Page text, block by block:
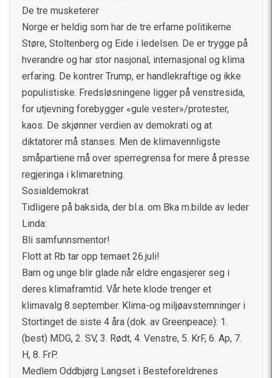
De tre musketerer
Norge er heldig som har de tre erfarne politikerne
Støre, Stoltenberg og Eide i ledelsen. De er trygge på
hverandre og har stor nasjonal, internasjonal og klima
erfaring. De kontrer Trump, er handlekraftige og ikke
populistiske. Fredsløsningene ligger på venstresida,
for utjevning forebygger «gule vester»/protester,
kaos. De skjønner verdien av demokrati og at
diktatorer må stanses. Men de klimavennligste
småpartiene må over sperregrensa for mere å presse
regjeringa i klimaretning.
Sosialdemokrat
Tidligere på baksida, der bl.a. om Bka m.bilde av leder
Linda:
Bli samfunnsmentor!
Flott at Rb tar opp temaet 26.juli!
Barn og unge blir glade når eldre engasjerer seg i
deres klimaframtid. Vår hete klode trenger et
klimavalg 8.september. Klima-og miljøavstemninger i
Stortinget de siste 4 åra (dok. av Greenpeace): 1.
(best) MDG, 2. SV, 3. Rødt, 4. Venstre, 5. KrF, 6. Ap, 7.
H, 8. FrP.
Medlem Oddbjørg Langset i Besteforeldrenes